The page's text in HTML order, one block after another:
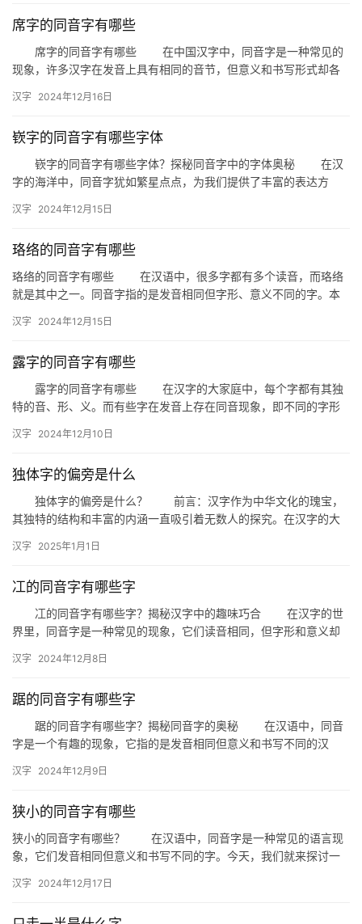
席字的同音字有哪些
席字的同音字有哪些 在中国汉字中，同音字是一种常见的
现象，许多汉字在发音上具有相同的音节，但意义和书写形式却各
汉字 2024年12月16日
嵚字的同音字有哪些字体
嵚字的同音字有哪些字体？探秘同音字中的字体奥秘 在汉
字的海洋中，同音字犹如繁星点点，为我们提供了丰富的表达方
不…
汉字 2024年12月15日
珞络的同音字有哪些
珞络的同音字有哪些 在汉语中，很多字都有多个读音，而珞络
就是其中之一。同音字指的是发音相同但字形、意义不同的字。本
汉字 2024年12月15日
露字的同音字有哪些
露字的同音字有哪些 在汉字的大家庭中，每个字都有其独
特的音、形、义。而有些字在发音上存在同音现象，即不同的字形
及…
汉字 2024年12月10日
独体字的偏旁是什么
独体字的偏旁是什么？ 前言：汉字作为中华文化的瑰宝，
其独特的结构和丰富的内涵一直吸引着无数人的探究。在汉字的大
字的…
汉字 2025年1月1日
冮的同音字有哪些字
冮的同音字有哪些字？揭秘汉字中的趣味巧合 在汉字的世
界里，同音字是一种常见的现象，它们读音相同，但字形和意义却
之…
汉字 2024年12月8日
踞的同音字有哪些字
踞的同音字有哪些字？揭秘同音字的奥秘 在汉语中，同音
字是一个有趣的现象，它指的是发音相同但意义和书写不同的汉
常…
汉字 2024年12月9日
狭小的同音字有哪些
狭小的同音字有哪些？ 在汉语中，同音字是一种常见的语言现
象，它们发音相同但意义和书写不同的字。今天，我们就来探讨一
用…
汉字 2024年12月17日